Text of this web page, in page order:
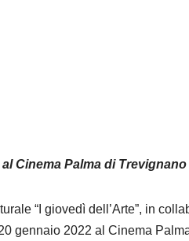
Cinema Palma di Trevignano
“I giovedì dell’Arte”, in
gennaio 2022 al Cinema